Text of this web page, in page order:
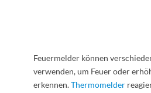
Feuermelder können
verwenden, um Feuer oder
erkennen.Thermomelder